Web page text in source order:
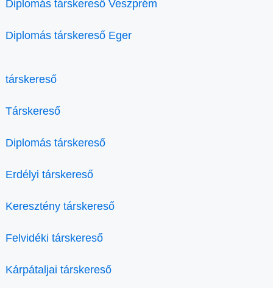
Diplomás társkereső Veszprém
Diplomás társkereső Eger
társkereső
Társkereső
Diplomás társkereső
Erdélyi társkereső
Keresztény társkereső
Felvidéki társkereső
Kárpátaljai társkereső